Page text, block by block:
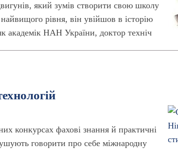
який зумів створити свою школу
найвищого рівня, він увійшов в історію
академік НАН України, доктор техніч
конкурсах фахові знання й практичні
говорити про себе міжнародну